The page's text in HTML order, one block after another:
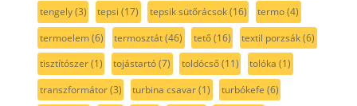
tengely(3) tepsi (17) tepsik sütőrácsok(16) termo(4)
termoelem(6) termosztát(46) tető(16) textil porzsák(6)
tisztítószer(1) tojástartó(7) toldócső(11) tolóka (1)
transzformátor(3) turbina csavar(1) turbókefe (6)